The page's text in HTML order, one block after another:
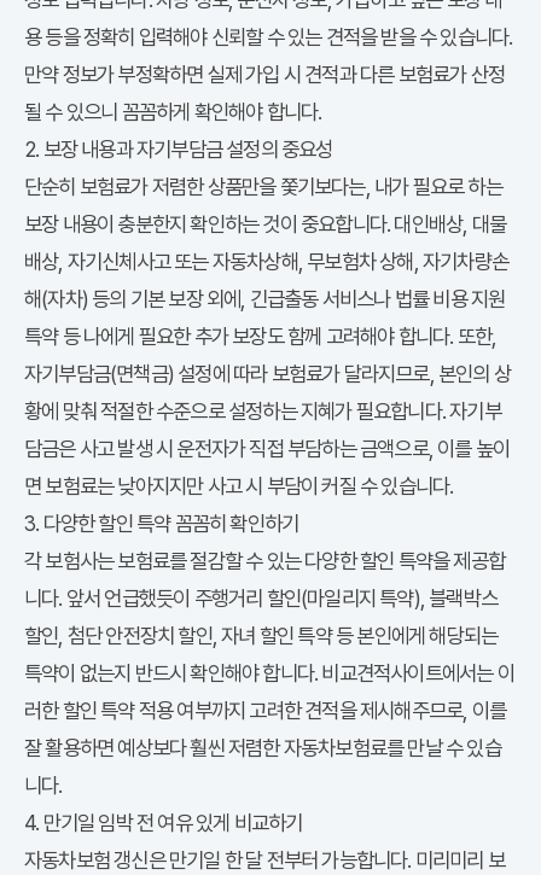
용 등을 정확히 입력해야 신뢰할 수 있는 견적을 받을 수 있습니다.
만약 정보가 부정확하면 실제 가입 시 견적과 다른 보험료가 산정
될 수 있으니 꼼꼼하게 확인해야 합니다.
2. 보장 내용과 자기부담금 설정의 중요성
단순히 보험료가 저렴한 상품만을 쫓기보다는, 내가 필요로 하는
보장 내용이 충분한지 확인하는 것이 중요합니다. 대인배상, 대물
배상, 자기신체사고 또는 자동차상해, 무보험차 상해, 자기차량손
해(자차) 등의 기본 보장 외에, 긴급출동 서비스나 법률 비용 지원
특약 등 나에게 필요한 추가 보장도 함께 고려해야 합니다. 또한,
자기부담금(면책금) 설정에 따라 보험료가 달라지므로, 본인의 상
황에 맞춰 적절한 수준으로 설정하는 지혜가 필요합니다. 자기부
담금은 사고 발생 시 운전자가 직접 부담하는 금액으로, 이를 높이
면 보험료는 낮아지지만 사고 시 부담이 커질 수 있습니다.
3. 다양한 할인 특약 꼼꼼히 확인하기
각 보험사는 보험료를 절감할 수 있는 다양한 할인 특약을 제공합
니다. 앞서 언급했듯이 주행거리 할인(마일리지 특약), 블랙박스
할인, 첨단 안전장치 할인, 자녀 할인 특약 등 본인에게 해당되는
특약이 없는지 반드시 확인해야 합니다. 비교견적사이트에서는 이
러한 할인 특약 적용 여부까지 고려한 견적을 제시해주므로, 이를
잘 활용하면 예상보다 훨씬 저렴한자동차보험료를 만날 수 있습
니다.
4. 만기일 임박 전 여유 있게 비교하기
자동차보험 갱신은 만기일 한 달 전부터 가능합니다. 미리미리 보